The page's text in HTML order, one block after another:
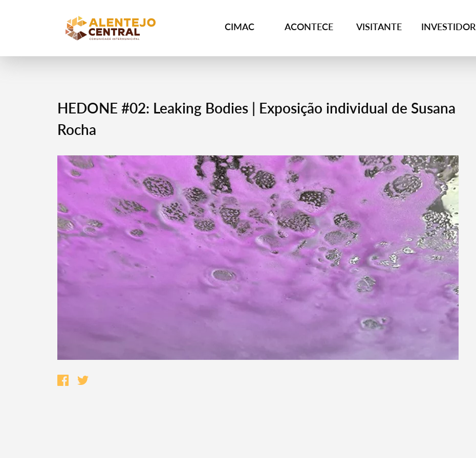
CIMAC ACONTECE VISITANTE INVESTIDOR
Termo de Pesquisa
HEDONE #02: Leaking Bodies | Exposição individual de Susana
Rocha